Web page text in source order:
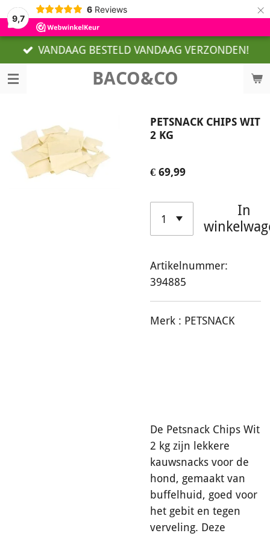
9,7
6 Reviews ×
BACO&CO
VANDAAG BESTELD VANDAAG VERZONDEN!
PETSNACK CHIPS WIT
2 KG
€ 69,99
In
Artikelnummer:
394885
Merk : PETSNACK
De Petsnack Chips Wit
2 kg zijn lekkere
kauwsnacks voor de
hond, gemaakt van
buffelhuid, goed voor
het gebit en tegen
verveling. Deze